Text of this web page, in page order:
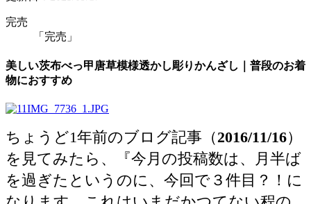
完売
「完売」
美しい茨布べっ甲唐草模様透かし彫りかんざし｜普段のお着
物におすすめ
ちょうど1年前のブログ記事（2016/11/16）
を見てみたら、『今月の投稿数は、月半ば
を過ぎたというのに、今回で３件目？！に